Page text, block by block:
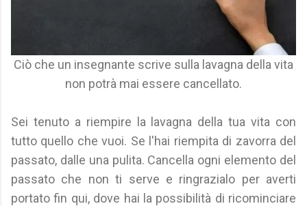
Ciò che un insegnante scrive sulla lavagna della vita
non potrà mai essere cancellato.
Sei tenuto a riempire la lavagna della tua vita con
tutto quello che vuoi. Se l'hai riempita di zavorra del
passato, dalle una pulita. Cancella ogni elemento del
passato che non ti serve e ringrazialo per averti
portato fin qui, dove hai la possibilità di ricominciare